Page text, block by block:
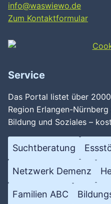
info@waswiewo.de
Zum Kontaktformular
Service
Das Portal listet über
Region Erlangen-
Bildung und Soziales –
Suchtberatung
Netzwerk Demenz
Familien ABC